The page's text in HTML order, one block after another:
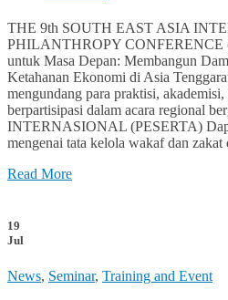
THE 9th SOUTH EAST ASIA
PHILANTHROPY CONFERENCE
untuk Masa Depan: Membangun
Ketahanan Ekonomi di Asia
mengundang para praktisi,
berpartisipasi dalam acara regional
INTERNASIONAL (PESERTA)
mengenai tata kelola wakaf dan zakat
Read More
19
Jul
News, Seminar, Training and Event